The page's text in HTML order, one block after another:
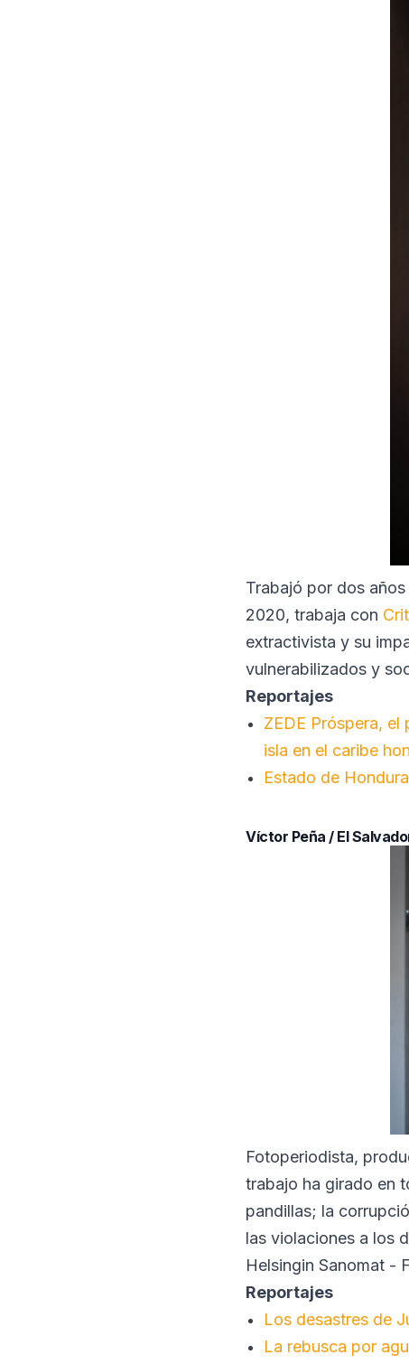
Trabajó por dos
2020, trabaja con
extractivista y su
vulnerabilizados y
Reportajes
ZEDE Próspera,
isla en el caribe
Estado de
Víctor Peña / El
Fotoperiodista,
trabajo ha girado en
pandillas; la
las violaciones a los
Helsingin Sanomat -
Reportajes
Los desastres de
La rebusca por